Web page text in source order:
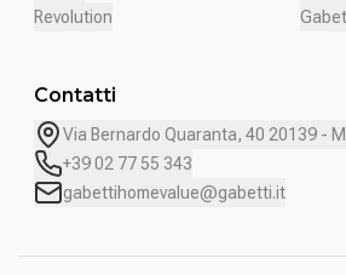
Revolution
Contatti
Via Bernardo Quaranta, 40
+39 02 77 55 343
gabettihomevalue@gabetti.it